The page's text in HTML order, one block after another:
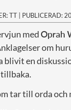
TT | PUBLICERAD:
medOprah
om
blivit en
tar till orda och